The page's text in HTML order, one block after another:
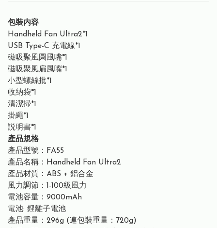
包裝内容
Handheld Fan Ultra2*1
USB Type-C 充電線*1
磁吸聚風圓風嘴*1
磁吸聚風扁風嘴*1
小型螺絲批*1
收納袋*1
清潔掃*1
掛繩*1
説明書*1
產品規格
產品型號：FA55
產品名稱：Handheld Fan Ultra2
產品材質：ABS + 鋁合金
風力調節：1-100級風力
電池容量：9000mAh
電池: 鋰離子電池
產品重量：296g (連包裝重量：720g)